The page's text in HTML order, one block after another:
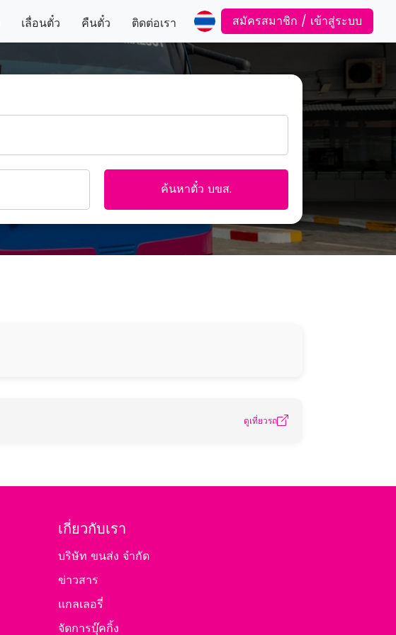
เลื่อนตั๋ว คืนตั๋ว ติดต่อเรา สมัครสมาชิก / เข้าสู่ระบบ
ค้นหาตั๋ว บขส.
ดูเที่ยวรถ
เกี่ยวกับเรา
บริษัท ขนส่ง จำกัด
ข่าวสาร
แกลเลอรี่
จัดการบุ๊คกิ้ง